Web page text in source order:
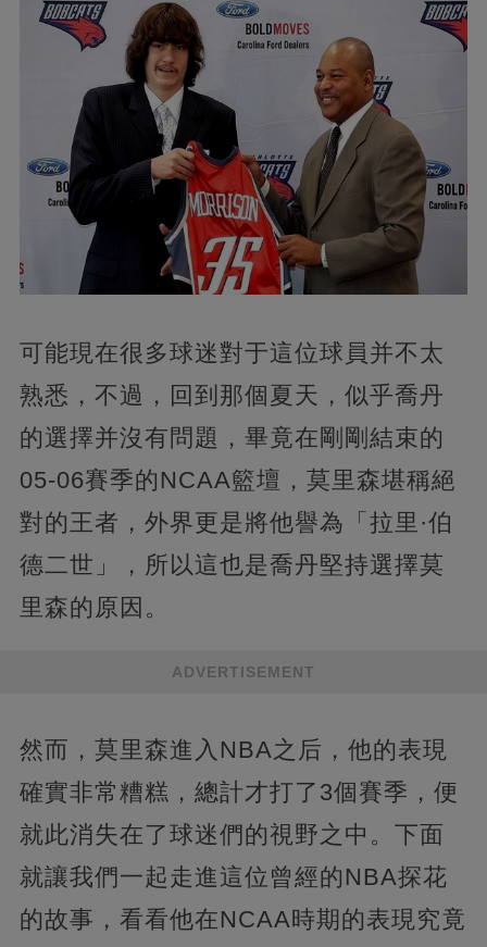
可能現在很多球迷對于這位球員并不太
熟悉，不過，回到那個夏天，似乎喬丹
的選擇并沒有問題，畢竟在剛剛結束的
05-06賽季的NCAA籃壇，莫里森堪稱絕
對的王者，外界更是將他譽為「拉里·伯
德二世」，所以這也是喬丹堅持選擇莫
里森的原因。
ADVERTISEMENT
然而，莫里森進入NBA之后，他的表現
確實非常糟糕，總計才打了3個賽季，便
就此消失在了球迷們的視野之中。下面
就讓我們一起走進這位曾經的NBA探花
的故事，看看他在NCAA時期的表現究竟